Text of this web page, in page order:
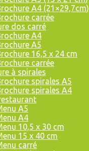
A4 (21×29,7cm)
carrée
dos carré
A4
A5
16,5 x 24 cm
carrée
à spirales
spirales A5
spirales A4
A5
A4
10,5 x 30 cm
15 x 40 cm
carré